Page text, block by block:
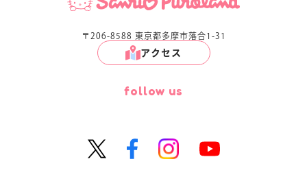
〒206-8588 東京都多摩市落合1-31
アクセス
follow us